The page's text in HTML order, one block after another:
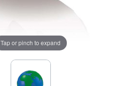
Tap or pinch to expand